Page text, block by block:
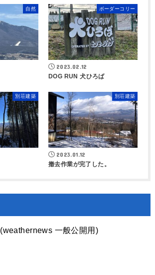
自然 ボーダーコリー
2023.02.12
DOG RUN 犬ひろば
別荘建築 別荘建築
2023.01.12
撤去作業が完了した。
(weathernews 一般公開用)